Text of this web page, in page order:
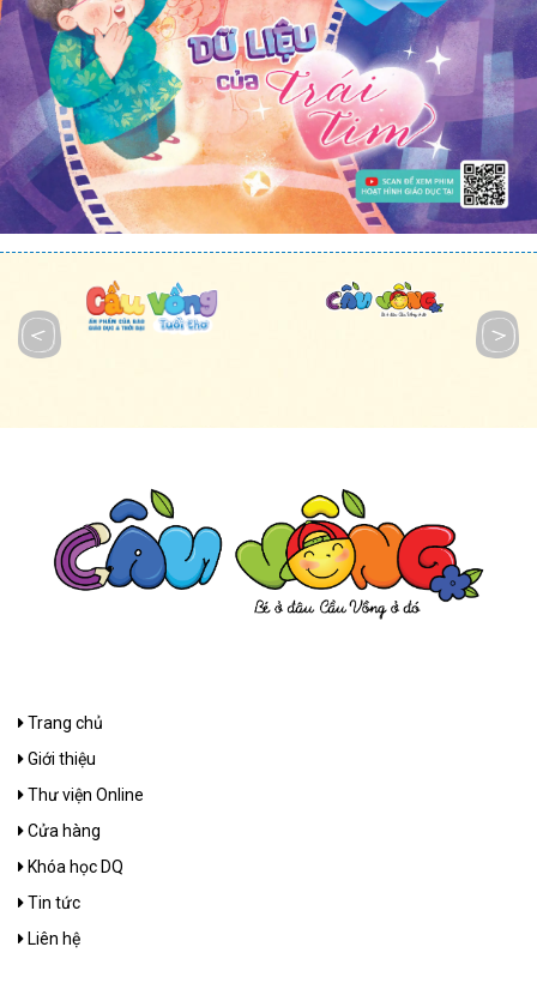
Trang chủ
Giới thiệu
Thư viện Online
Cửa hàng
Khóa học DQ
Tin tức
Liên hệ